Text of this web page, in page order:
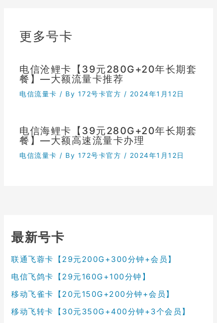
更多号卡
电信沧鲤卡【39元280G+20年长期套
餐】—大额流量卡推荐
电信流量卡 / By 172号卡官方 / 2024年1月12日
电信海鲤卡【39元280G+20年长期套
餐】—大额高速流量卡办理
电信流量卡 / By 172号卡官方 / 2024年1月12日
最新号卡
联通飞蓉卡【29元200G+300分钟+会员】
电信飞鸽卡【29元160G+100分钟】
移动飞雀卡【20元150G+200分钟+会员】
移动飞转卡【30元350G+400分钟+3个会员】